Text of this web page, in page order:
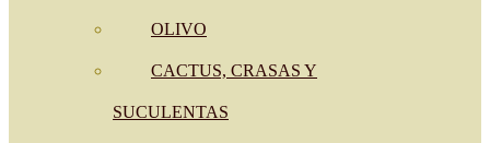
OLIVO
CACTUS, CRASAS Y
SUCULENTAS